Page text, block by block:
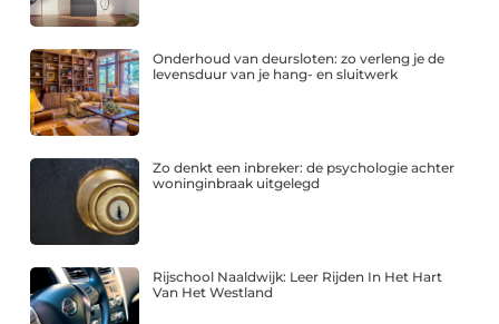
Onderhoud van deursloten: zo verleng je de
levensduur van je hang- en sluitwerk
Zo denkt een inbreker: de psychologie achter
woninginbraak uitgelegd
Rijschool Naaldwijk: Leer Rijden In Het Hart
Van Het Westland